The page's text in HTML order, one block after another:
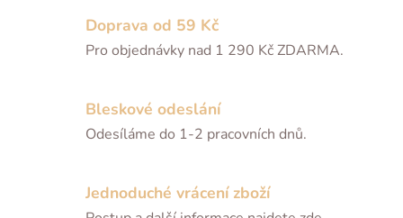
Doprava od 59 Kč
Pro objednávky nad 1 290 Kč ZDARMA.
Bleskové odeslání
Odesíláme do 1-2 pracovních dnů.
Jednoduché vrácení zboží